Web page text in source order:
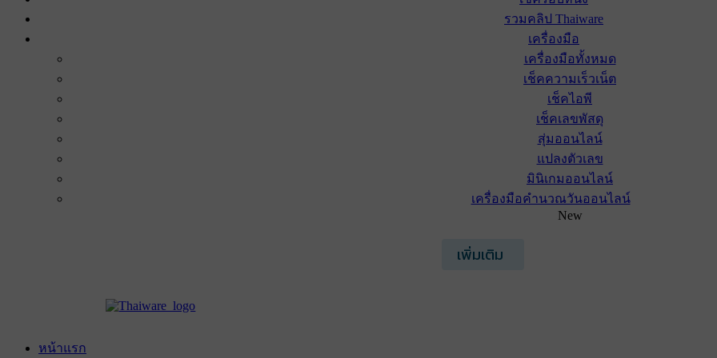
รวมคลิป Thaiware
เครื่องมือ
เครื่องมือทั้งหมด
เช็คความเร็วเน็ต
เช็คไอพี
เช็คเลขพัสดุ
สุ่มออนไลน์
แปลงตัวเลข
มินิเกมออนไลน์
เครื่องมือคำนวณวันออนไลน์
New
เพิ่มเติม
หน้าแรก